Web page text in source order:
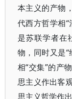
本主义的产物
代西方哲学相
是苏联学者在
物，同时又是
相“交集”的产
思主义作出客
思主义哲学作